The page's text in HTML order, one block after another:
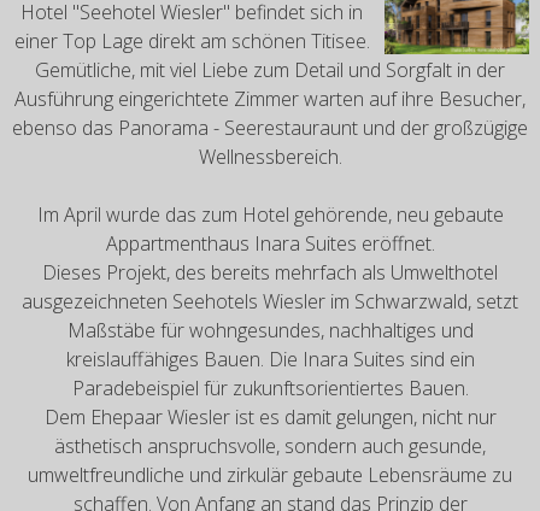
Hotel "Seehotel Wiesler" befindet sich in
einer Top Lage direkt am schönen Titisee.
Gemütliche, mit viel Liebe zum Detail und Sorgfalt in der
Ausführung eingerichtete Zimmer warten auf ihre Besucher,
ebenso das Panorama - Seerestauraunt und der großzügige
Wellnessbereich.
Im April wurde das zum Hotel gehörende, neu gebaute
Appartmenthaus Inara Suites eröffnet.
Dieses Projekt, des bereits mehrfach als Umwelthotel
ausgezeichneten Seehotels Wiesler im Schwarzwald, setzt
Maßstäbe für wohngesundes, nachhaltiges und
kreislauffähiges Bauen. Die Inara Suites sind ein
Paradebeispiel für zukunftsorientiertes Bauen.
Dem Ehepaar Wiesler ist es damit gelungen, nicht nur
ästhetisch anspruchsvolle, sondern auch gesunde,
umweltfreundliche und zirkulär gebaute Lebensräume zu
schaffen. Von Anfang an stand das Prinzip der